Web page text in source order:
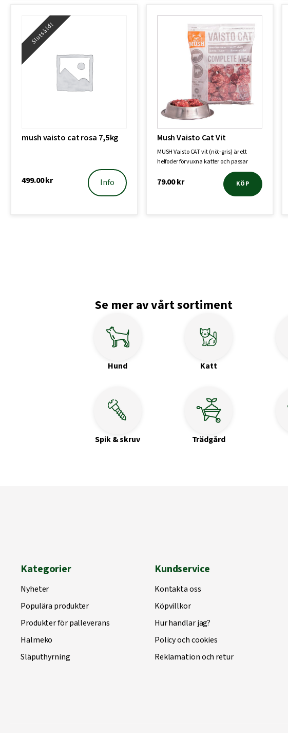
Slutsåld!
mush vaisto cat rosa 7,5kg
499.00kr Info
Mush Vaisto Cat Vit
MUSH Vaisto CAT vit (nöt-gris) är ett
helfoder för vuxna katter och passar
79.00kr KÖP
Se mer av vårt sortiment
Hund Katt
Spik & skruv Trädgård
Kategorier
Nyheter
Populära produkter
Produkter för palleverans
Halmeko
Släputhyrning
Kundservice
Kontakta oss
Köpvillkor
Hur handlar jag?
Policy och cookies
Reklamation och retur